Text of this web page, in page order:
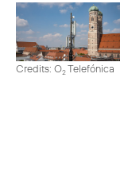
Credits: O2Telefónica